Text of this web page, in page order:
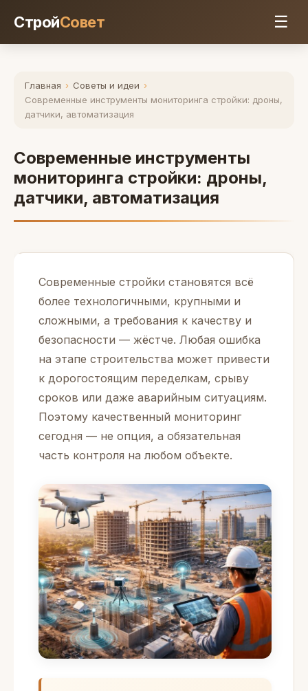
СтройСовет ☰
Главная › Советы и идеи ›
Современные инструменты мониторинга стройки: дроны,
датчики, автоматизация
Современные инструменты
мониторинга стройки: дроны,
датчики, автоматизация
Современные стройки становятся всё
более технологичными, крупными и
сложными, а требования к качеству и
безопасности — жёстче. Любая ошибка
на этапе строительства может привести
к дорогостоящим переделкам, срыву
сроков или даже аварийным ситуациям.
Поэтому качественный мониторинг
сегодня — не опция, а обязательная
часть контроля на любом объекте.